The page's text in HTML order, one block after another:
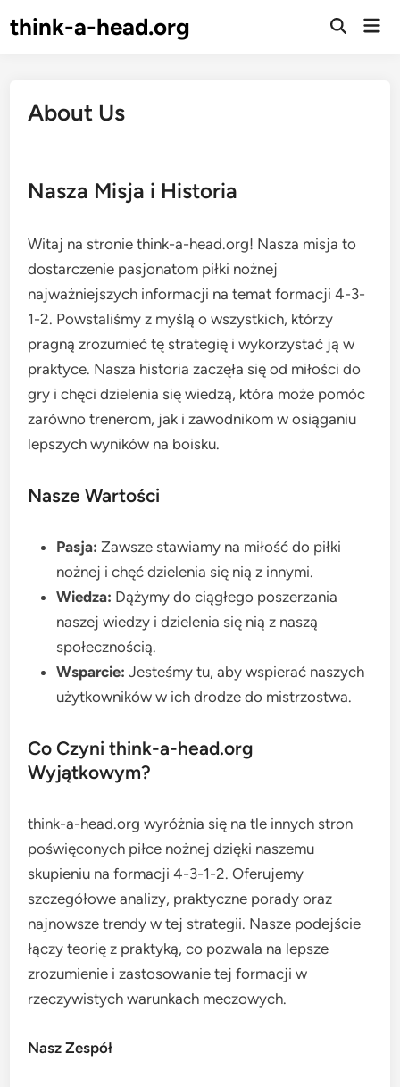
tothink-a-head.org
Open
About Us
Nasza Misja i Historia
Witaj na stronie think-a-head.org! Nasza misja to
dostarczenie pasjonatom piłki nożnej
najważniejszych informacji na temat formacji 4-3-
1-2. Powstaliśmy z myślą o wszystkich, którzy
pragną zrozumieć tę strategię i wykorzystać ją w
praktyce. Nasza historia zaczęła się od miłości do
gry i chęci dzielenia się wiedzą, która może pomóc
zarówno trenerom, jak i zawodnikom w osiąganiu
lepszych wyników na boisku.
Nasze Wartości
Pasja: Zawsze stawiamy na miłość do piłki
nożnej i chęć dzielenia się nią z innymi.
Wiedza: Dążymy do ciągłego poszerzania
naszej wiedzy i dzielenia się nią z naszą
społecznością.
Wsparcie: Jesteśmy tu, aby wspierać naszych
użytkowników w ich drodze do mistrzostwa.
Co Czyni think-a-head.org
Wyjątkowym?
think-a-head.org wyróżnia się na tle innych stron
poświęconych piłce nożnej dzięki naszemu
skupieniu na formacji 4-3-1-2. Oferujemy
szczegółowe analizy, praktyczne porady oraz
najnowsze trendy w tej strategii. Nasze podejście
łączy teorię z praktyką, co pozwala na lepsze
zrozumienie i zastosowanie tej formacji w
rzeczywistych warunkach meczowych.
Nasz Zespół